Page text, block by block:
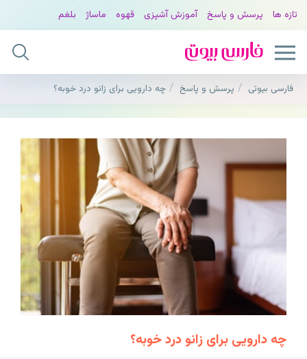
تازه ها پرسش و پاسخ آموزش آشپزی قهوه ماساژ بلغم
فارسی بیوتی پرسش و پاسخ چه دارویی برای زانو درد خوبه؟
چه دارویی برای زانو درد خوبه؟